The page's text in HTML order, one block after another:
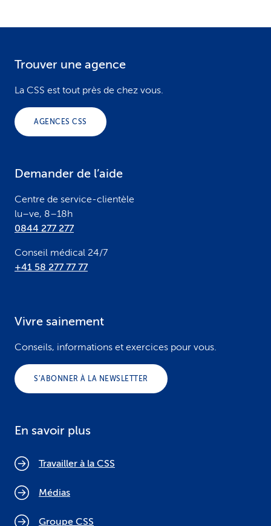
Trouver une agence
La CSS est tout près de chez vous.
AGENCES CSS
Demander de l’aide
Centre de service-clientèle
lu–ve, 8–18h
0844 277 277
Conseil médical 24/7
+41 58 277 77 77
Vivre sainement
Conseils, informations et exercices pour vous.
S’ABONNER À LA NEWSLETTER
En savoir plus
Travailler à la CSS
Médias
Groupe CSS